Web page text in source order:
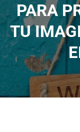
PARA
TU